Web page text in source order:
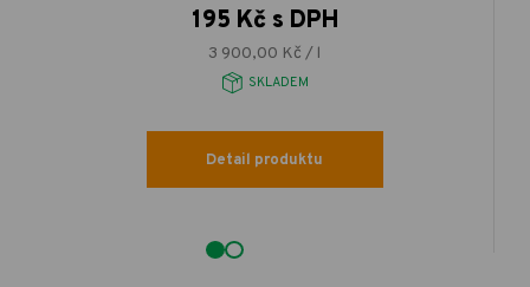
195 Kč s DPH
3 900,00 Kč / l
SKLADEM
Detail produktu